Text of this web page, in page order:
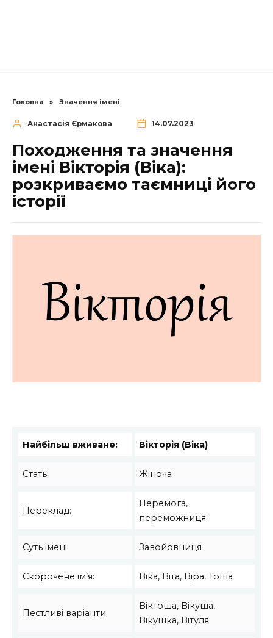
Головна » Значення імені
Анастасія Єрмакова 14.07.2023
Походження та значення
імені Вікторія (Віка):
розкриваємо таємниці його
історії
Найбільш вживане: Вікторія (Віка)
Стать: Жіноча
Переклад:
Перемога,
переможниця
Суть імені: Завойовниця
Скорочене ім’я: Віка, Віта, Віра, Тоша
Пестливі варіанти:
Віктоша, Вікуша,
Вікушка, Вітуля